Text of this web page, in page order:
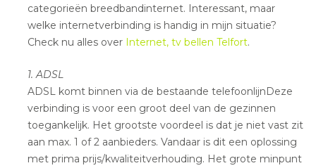
categorieën breedbandinternet. Interessant, maar
welke internetverbinding is handig in mijn situatie?
Check nu alles over Internet, tv bellen Telfort.
1. ADSL
ADSL komt binnen via de bestaande telefoonlijnDeze
verbinding is voor een groot deel van de gezinnen
toegankelijk. Het grootste voordeel is dat je niet vast zit
aan max. 1 of 2 aanbieders. Vandaar is dit een oplossing
met prima prijs/kwaliteitverhouding. Het grote minpunt